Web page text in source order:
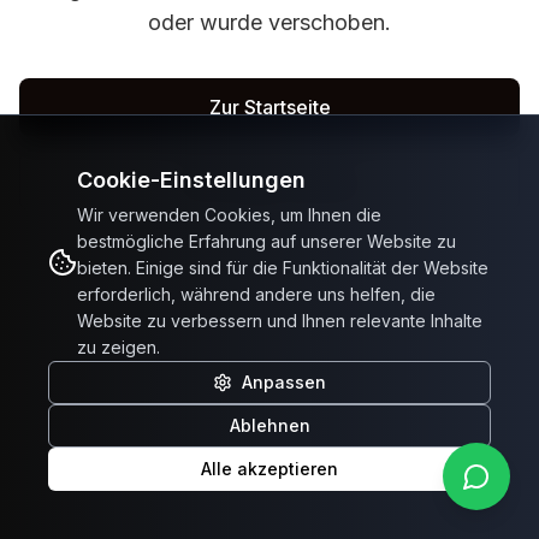
oder wurde verschoben.
Zur Startseite
Fahrzeuge ansehen
Cookie-Einstellungen
Wir verwenden Cookies, um Ihnen die
bestmögliche Erfahrung auf unserer Website zu
bieten. Einige sind für die Funktionalität der Website
erforderlich, während andere uns helfen, die
Website zu verbessern und Ihnen relevante Inhalte
zu zeigen.
Anpassen
Ablehnen
Alle akzeptieren